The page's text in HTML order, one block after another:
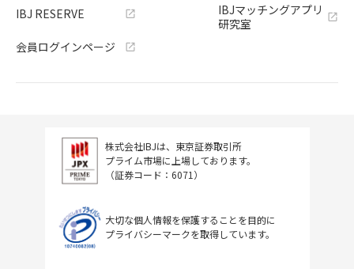
IBJ RESERVE
会員ログインページ
IBJマッチングアプリ
研究室
株式会社IBJは、東京証券取引所
プライム市場に上場しております。
（証券コード：6071）
大切な個人情報を保護することを目的に
プライバシーマークを取得しています。